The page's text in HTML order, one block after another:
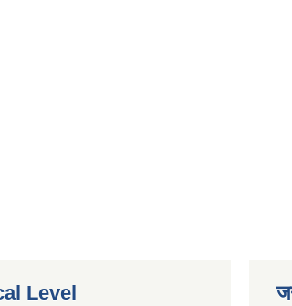
Level